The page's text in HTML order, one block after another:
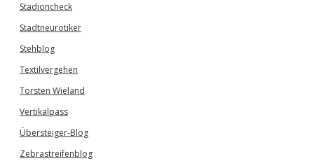
Stadioncheck
Stadtneurotiker
Stehblog
Textilvergehen
Torsten Wieland
Vertikalpass
Übersteiger-Blog
Zebrastreifenblog